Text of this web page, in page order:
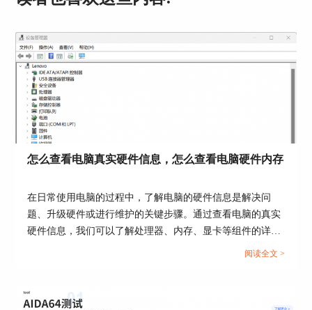
图2 使用CPU-Z进行CPU性能测试
CPU-Z界面简单，易于使用，AIDA64与CPU-Z相
节中向大家介绍如何使用AIDA64对CPU进行检
怎么查看电脑真实硬件信息，怎么查看电脑硬件内存
在日常使用电脑的过程中，了解电脑的硬件信息是解决问
题、升级硬件或进行维护的关键步骤。通过查看电脑的真实
硬件信息，我们可以了解处理器、内存、显卡等组件的详细
信息，从而更好地了解电脑的性能和使用状况。接下来给大
阅读全文 >